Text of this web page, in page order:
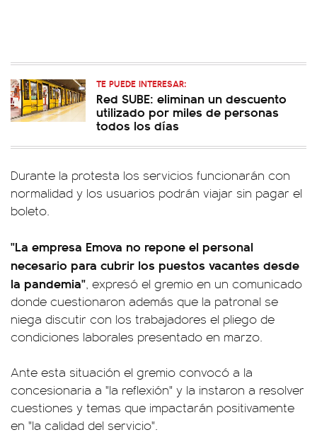
TE PUEDE INTERESAR:
Red SUBE: eliminan un descuento
utilizado por miles de personas
todos los días
Durante la protesta los servicios funcionarán con
normalidad y los usuarios podrán viajar sin pagar el
boleto.
"La empresa Emova no repone el personal
necesario para cubrir los puestos vacantes desde
la pandemia", expresó el gremio en un comunicado
donde cuestionaron además que la patronal se
niega discutir con los trabajadores el pliego de
condiciones laborales presentado en marzo.
Ante esta situación el gremio convocó a la
concesionaria a "la reflexión" y la instaron a resolver
cuestiones y temas que impactarán positivamente
en "la calidad del servicio".